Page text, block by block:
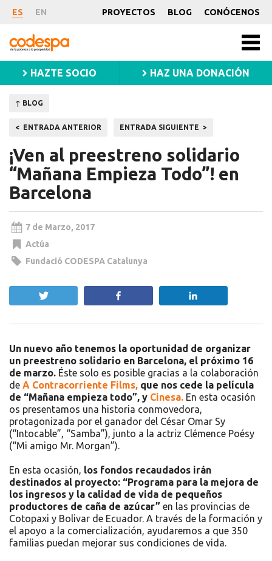
Noticia
ES EN PROYECTOS BLOG CONÓCENOS
CODESPA
HAZTE SOCIO HAZ UNA DONACIÓN
↑ BLOG
Navegación
de
entradas
ENTRADA ANTERIOR ENTRADA SIGUIENTE
¡Ven al preestreno solidario
“Mañana Empieza Todo”! en
Barcelona
7 de Marzo, 2017
Actúa
Fundació CODESPA Catalunya
Un nuevo año tenemos la oportunidad de organizar
un preestreno solidario en Barcelona, el próximo 16
de marzo. Éste solo es posible gracias a la colaboración
de A Contracorriente Films, que nos cede la película
de “Mañana empieza todo”, y Cinesa. En esta ocasión
os presentamos una historia conmovedora,
protagonizada por el ganador del César Omar Sy
(“Intocable”, “Samba”), junto a la actriz Clémence Poésy
(“Mi amigo Mr. Morgan”).
En esta ocasión, los fondos recaudados irán
destinados al proyecto: “Programa para la mejora de
los ingresos y la calidad de vida de pequeños
productores de caña de azúcar” en las provincias de
Cotopaxi y Bolivar de Ecuador. A través de la formación y
el apoyo a la comercialización, ayudaremos a que 350
familias puedan mejorar sus condiciones de vida.